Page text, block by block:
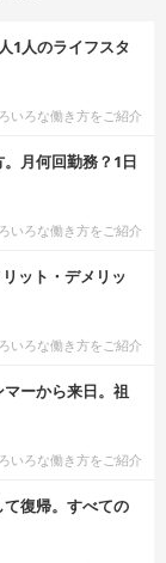
1人のライフスタ
いろな働き方をご紹介
月何回勤務？1日
いろな働き方をご紹介
ット・デメリッ
いろな働き方をご紹介
ーから来日。祖
いろな働き方をご紹介
復帰。すべての